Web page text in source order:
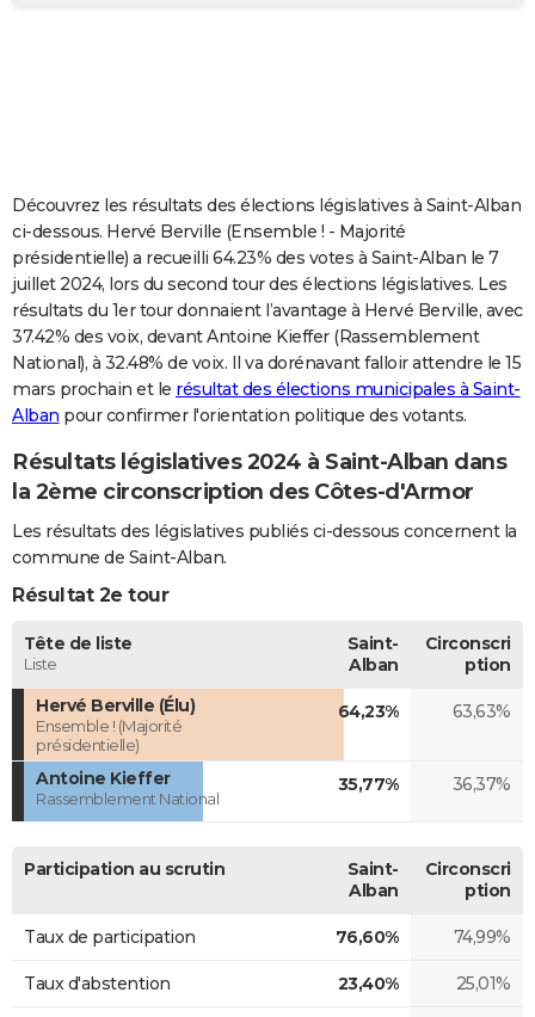
Carte de Noël
Carte Bonne année
Carte Saint-Valentin
Carte Pâques
Carte d'anniversaire
DICTIONNAIRE
Dictionnaire
Biographies
Citations
Expressions
Proverbes
PROGRAMME TV
COPAINS D'AVANT
S'inscrire
Se connecter
Lycées
Collèges
Primaires
Universités
Entreprises
Service militaire
Avis de recherche
AVIS DE DÉCÈS
FORUM
Bricolage
Lifestyle
Culture
Sport
Auto
Television
Voyage
Cinema
Découvrez les résultats des élections législatives à Saint-Alban
ci-dessous. Hervé Berville (Ensemble ! - Majorité
présidentielle) a recueilli 64.23% des votes à Saint-Alban le 7
juillet 2024, lors du second tour des élections législatives. Les
résultats du 1er tour donnaient l’avantage à Hervé Berville, avec
37.42% des voix, devant Antoine Kieffer (Rassemblement
National), à 32.48% de voix. Il va dorénavant falloir attendre le 15
mars prochain et le résultat des élections municipales à Saint-
Alban pour confirmer l'orientation politique des votants.
Résultats législatives 2024 à Saint-Alban dans
la 2ème circonscription des Côtes-d'Armor
Les résultats des législatives publiés ci-dessous concernent la
commune de Saint-Alban.
Résultat 2e tour
Tête de liste
Liste
Saint-
Alban
Circonscri
ption
Hervé Berville (Élu)
Ensemble ! (Majorité
présidentielle)
64,23% 63,63%
Antoine Kieffer
Rassemblement National
35,77% 36,37%
Participation au scrutin
Saint-
Alban
Circonscri
ption
Taux de participation 76,60% 74,99%
Taux d'abstention 23,40% 25,01%